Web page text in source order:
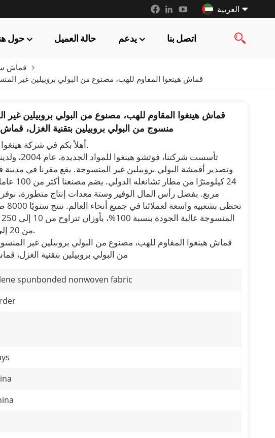
العربية
español
حول حالة العميل يدعم اتصل بنا
قماش
قماش هينغوا المقاوم للهب، مصنوع من البولي بروبيلين غير
قماش هينغوا المقاوم للهب، مصنوع من البولي بروبيلين غير
منسوج من البولي بروبيلين بتقنية الغزل،
أهلاً بكم في شركة هينغوا للأقمشة غير المنسوجة المحدودة.
وتصدير أقمشة البولي بروبيلين غير المنسوجة. يقع مقرنا في
مربع. بفضل رأس المال الوفير وستة معدات إنتاج متطورة،
من 20 إلى 260 سم. كما نوفر جميع الألوان.
قماش هينغوا المقاوم للهب، مصنوع من البولي بروبيلين غير
من البولي بروبيلين بتقنية الغزل،
spunbonded nonwoven fabric